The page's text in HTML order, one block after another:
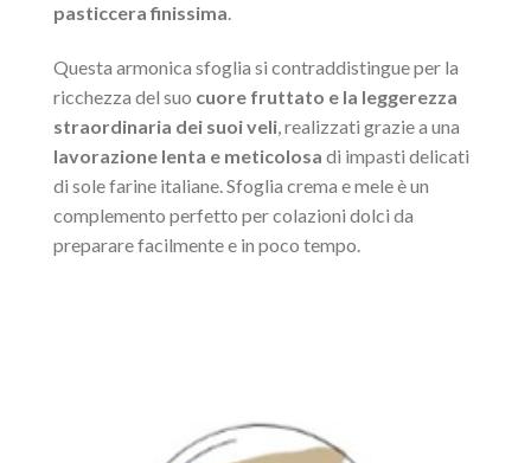
pasticcera finissima.
Questa armonica sfoglia si contraddistingue per la
ricchezza del suo cuore fruttato e la leggerezza
straordinaria dei suoi veli, realizzati grazie a una
lavorazione lenta e meticolosa di impasti delicati
di sole farine italiane. Sfoglia crema e mele è un
complemento perfetto per colazioni dolci da
preparare facilmente e in poco tempo.